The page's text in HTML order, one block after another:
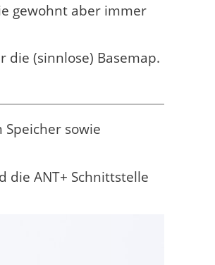
gewohnt aber immer
(sinnlose) Basemap.
sowie
die ANT+ Schnittstelle